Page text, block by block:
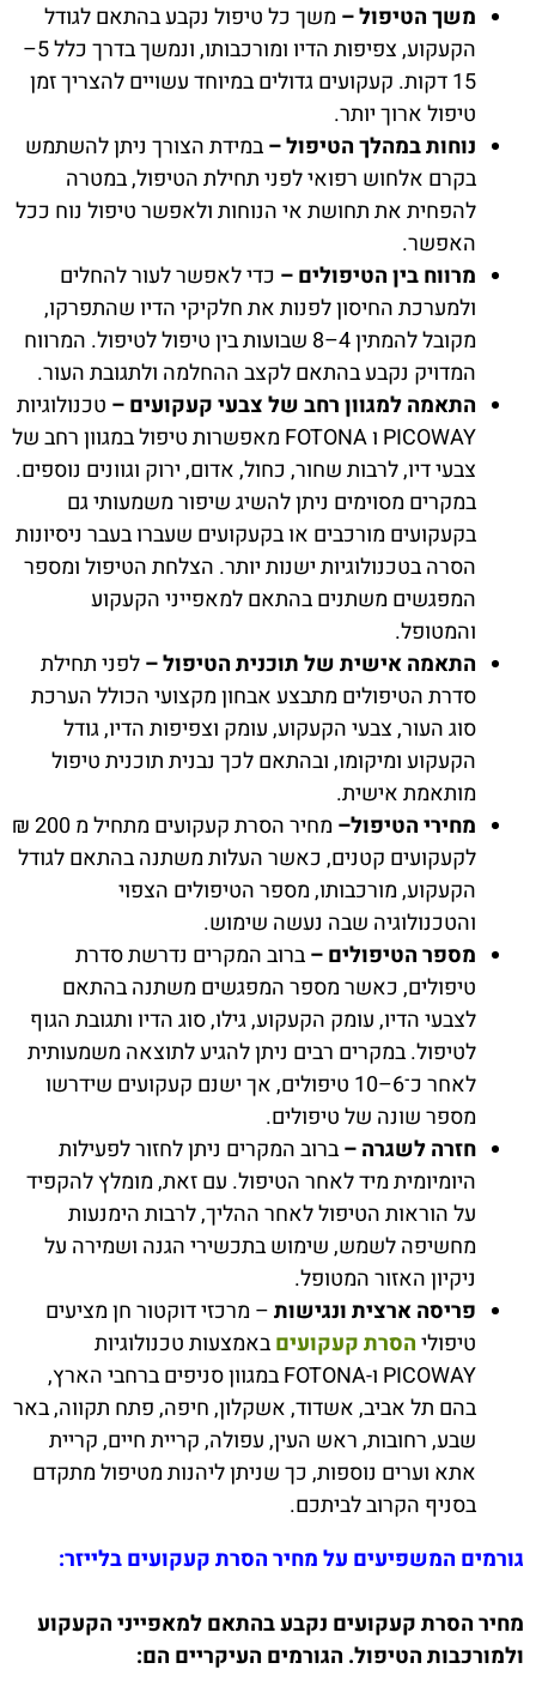
משך הטיפול – משך כל טיפול נקבע בהתאם לגודל
הקעקוע, צפיפות הדיו ומורכבותו, ונמשך בדרך כלל 5–
15 דקות. קעקועים גדולים במיוחד עשויים להצריך זמן
טיפול ארוך יותר.
נוחות במהלך הטיפול –במידת הצורך ניתן להשתמש
בקרם אלחוש רפואי לפני תחילת הטיפול, במטרה
להפחית את תחושת אי הנוחות ולאפשר טיפול נוח ככל
האפשר.
מרווח בין הטיפולים – כדי לאפשר לעור להחלים
ולמערכת החיסון לפנות את חלקיקי הדיו שהתפרקו,
מקובל להמתין 4–8 שבועות בין טיפול לטיפול. המרווח
המדויק נקבע בהתאם לקצב ההחלמה ולתגובת העור.
התאמה למגוון רחב של צבעי קעקועים – טכנולוגיות
PICOWAY ו FOTONA מאפשרות טיפול במגוון רחב של
צבעי דיו, לרבות שחור, כחול, אדום, ירוק וגוונים נוספים.
במקרים מסוימים ניתן להשיג שיפור משמעותי גם
בקעקועים מורכבים או בקעקועים שעברו בעבר ניסיונות
הסרה בטכנולוגיות ישנות יותר. הצלחת הטיפול ומספר
המפגשים משתנים בהתאם למאפייני הקעקוע
והמטופל.
התאמה אישית של תוכנית הטיפול –לפני תחילת
סדרת הטיפולים מתבצע אבחון מקצועי הכולל הערכת
סוג העור, צבעי הקעקוע, עומק וצפיפות הדיו, גודל
הקעקוע ומיקומו, ובהתאם לכך נבנית תוכנית טיפול
מותאמת אישית.
מחירי הטיפול–
מחיר הסרת קעקועים מתחיל מ 200 ₪
לקעקועים קטנים, כאשר העלות משתנה בהתאם לגודל
הקעקוע, מורכבותו, מספר הטיפולים הצפוי
והטכנולוגיה שבה נעשה שימוש.
מספר הטיפולים –ברוב המקרים נדרשת סדרת
טיפולים, כאשר מספר המפגשים משתנה בהתאם
לצבעי הדיו, עומק הקעקוע, גילו, סוג הדיו ותגובת הגוף
לטיפול. במקרים רבים ניתן להגיע לתוצאה משמעותית
לאחר כ־6–10 טיפולים, אך ישנם קעקועים שידרשו
מספר שונה של טיפולים.
חזרה לשגרה –ברוב המקרים ניתן לחזור לפעילות
היומיומית מיד לאחר הטיפול. עם זאת, מומלץ להקפיד
על הוראות הטיפול לאחר ההליך, לרבות הימנעות
מחשיפה לשמש, שימוש בתכשירי הגנה ושמירה על
ניקיון האזור המטופל.
פריסה ארצית ונגישות– מרכזי דוקטור חן מציעים
טיפוליהסרת קעקועיםבאמצעות טכנולוגיות
PICOWAY ו-FOTONA במגוון סניפים ברחבי הארץ,
בהם תל אביב, אשדוד, אשקלון, חיפה, פתח תקווה, באר
שבע, רחובות, ראש העין, עפולה, קריית חיים, קריית
אתא וערים נוספות, כך שניתן ליהנות מטיפול מתקדם
בסניף הקרוב לביתכם.
גורמים המשפיעים על מחיר הסרת קעקועים בלייזר:
מחיר הסרת קעקועים נקבע בהתאם למאפייני הקעקוע
ולמורכבות הטיפול. הגורמים העיקריים הם: